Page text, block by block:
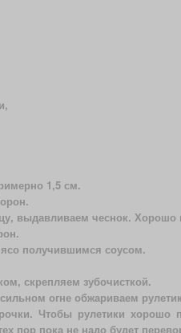
1,5 см.
выдавливаем чеснок.
получившимся соусом.
скрепляем зубочисткой.
огне обжариваем
Чтобы рулетики хорошо
пор пока не надо будет